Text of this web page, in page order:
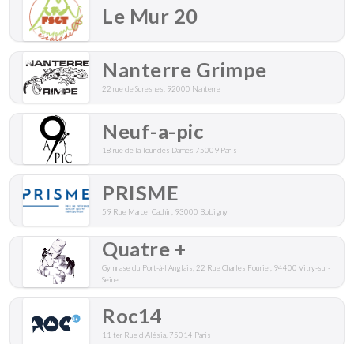
Le Mur 20
Nanterre Grimpe
22 rue de Suresnes, 92000 Nanterre
Neuf-a-pic
18 rue de la Tour des Dames 75009 Paris
PRISME
59 Rue Marcel Cachin, 93000 Bobigny
Quatre +
Gymnase du Port-à-l'Anglais, 22 Rue Charles Fourier, 94400 Vitry-sur-
Seine
Roc14
11 ter Rue d'Alésia, 75014 Paris